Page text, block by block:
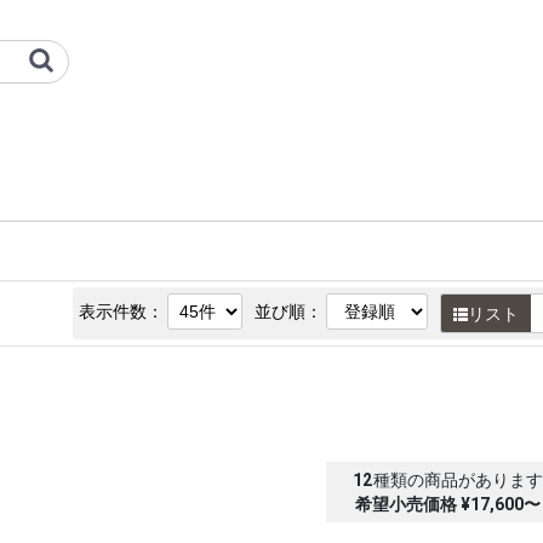
| 三菱重工冷熱 オプション
表示件数： 並び順： リスト
12種類の商品があります
希望小売価格 ¥17,600〜